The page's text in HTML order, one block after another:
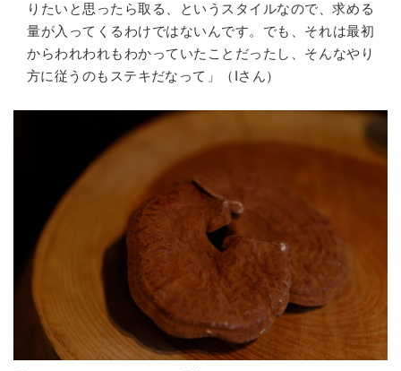
りたいと思ったら取る、というスタイルなので、求める
量が入ってくるわけではないんです。でも、それは最初
からわれわれもわかっていたことだったし、そんなやり
方に従うのもステキだなって」（Iさん）